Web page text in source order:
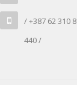
/ +387 62 310
440 /